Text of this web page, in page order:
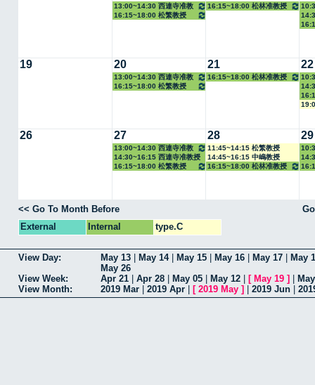
13:00~14:30 西連寺准教
授
16:15~18:00 松繁教授
16:15~18:00 松林准教授
19 20
13:00~14:30 西連寺准教
授
16:15~18:00 松繁教授
21
16:15~18:00 松林准教授
22
26 27
13:00~14:30 西連寺准教
授
14:30~16:15 西連寺准教授
16:15~18:00 松繁教授
28
11:45~14:15 松繁教授
14:45~16:15 中嶋教授
16:15~18:00 松林准教授
29
<< Go To Month Before
External
Internal type.C
View Day: May 13 May 14| May 15 May 16 May 17
May
May 26
View Week:
Apr 21 Apr 28 May 05 May 12 [ May 19 ]
View Month:
2019 Mar 2019 Apr [ 2019 May ] 2019 Jun